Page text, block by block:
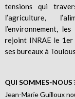
tensions qui
l’agriculture,
l’environnement,
rejoint INRAE le
ses bureaux à
QUI SOMMES-NOUS
Jean-Marie Guilloux